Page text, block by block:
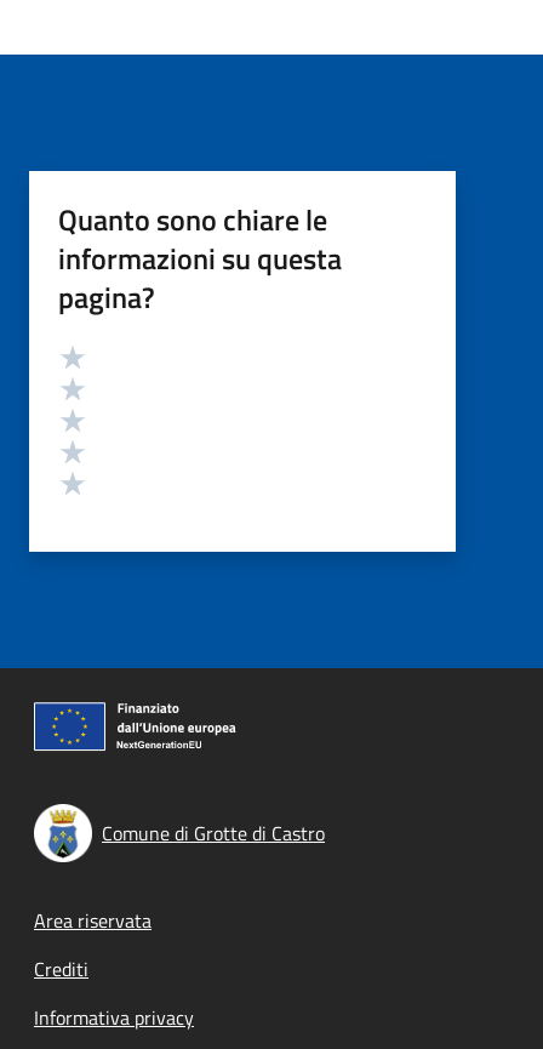
Quanto sono chiare le
informazioni su questa
pagina?
Valutazione
Comune di Grotte di Castro
Footer menu
Area riservata
Crediti
Informativa privacy